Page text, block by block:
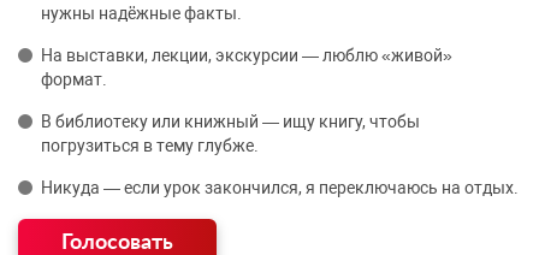
нужны надёжные факты.
На выставки, лекции, экскурсии — люблю «живой»
формат.
В библиотеку или книжный — ищу книгу, чтобы
погрузиться в тему глубже.
Никуда — если урок закончился, я переключаюсь на отдых.